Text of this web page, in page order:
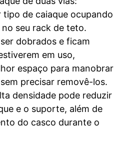
de caiaque ocupando
seu rack de teto.
dobrados e ficam
em uso,
espaço para manobrar
precisar removê-los.
densidade pode reduzir
e o suporte, além de
do casco durante o